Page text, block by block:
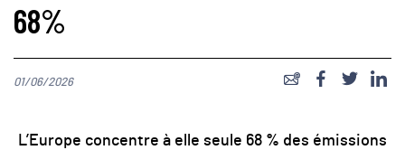
68%
01/06/2026
L’Europe concentre à elle seule 68 % des émissions